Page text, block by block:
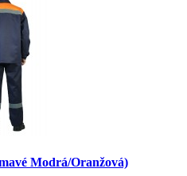
Modrá/Oranžová)